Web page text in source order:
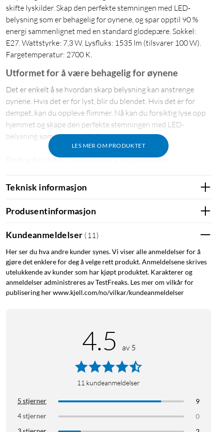
skifte lyskilder. Skap den perfekte stemningen med LED-
belysning som er behagelig for øynene, og spar opptil 90 %
energi sammenlignet med en standard glødepære. Sokkel:
E27. Wattstyrke: 7,3 W. Lysfluks: 1535 lm (tilsvarer 100 W).
Fargetemperatur: 2700 K.
LES MER OM PRODUKTET
Utformet for å være behagelig for øynene
Det er enkelt å se hvordan skarp belysning kan anstrenge
øynene. Hvis det er for lyst, blir du blendet. Hvis det er for
dempet, kan du oppleve flimmer. Nå kan du forsiktig lyse opp
hjemmet og skape den perfekte stemningen med LED-
belysning som er behagelig for øynene.
Bedre for både lommeboka og planeten
Med LED-teknologi sparer du opptil 90 % energi
sammenlignet med en standard glødepære. På den måten
betaler lyspæren seg selv og sparer penger for deg år etter år.
Den bidrar også til å beskytte miljøet.
Lyskilde med lang levetid – varer opptil 50 år
Med en levetid på opptil 50 000 timer slipper du å skifte
lyskilde ofte og kan dra nytte av en perfekt belysningsløsning i
mer enn 50 år.
Lyspærens form: Ikke-retningsbestemt lyskilde
Lyskildens overflatebehandling: Frostet
Materiale i lyspæren: Glass
Effektivitet: 210 lm/W
Bredde: 6 cm
Teknisk informasjon
Produsentinformasjon
Kundeanmeldelser ( 11 )
Her ser du hva andre kunder synes. Vi viser alle anmeldelser for å
gjøre det enklere for deg å velge rett produkt. Anmeldelsene skrives
utelukkende av kunder som har kjøpt produktet. Karakterer og
anmeldelser administreres av TestFreaks. Les mer om vilkår for
publisering her www.kjell.com/no/vilkar/kundeanmeldelser
4.5 av 5
11 kundeanmeldelser
5 stjerner
9
4 stjerner
0